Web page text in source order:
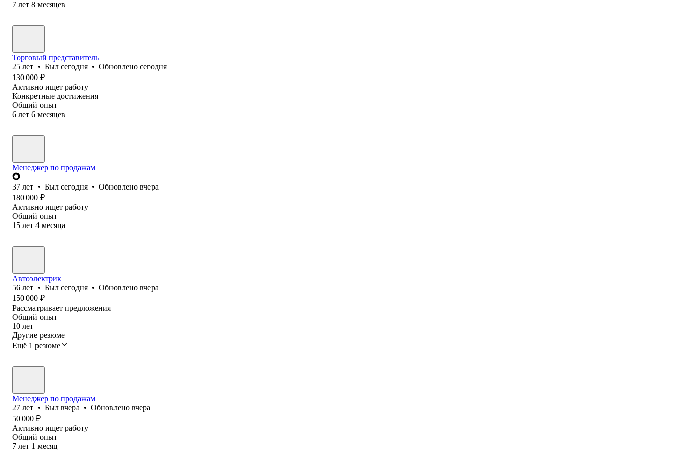
7 лет 8 месяцев
Торговый представитель
25 лет • Был сегодня • Обновлено сегодня
130 000 ₽
Активно ищет работу
Конкретные достижения
Общий опыт
6 лет 6 месяцев
Менеджер по продажам
37 лет • Был сегодня • Обновлено вчера
180 000 ₽
Активно ищет работу
Общий опыт
15 лет 4 месяца
Автоэлектрик
56 лет • Был сегодня • Обновлено вчера
150 000 ₽
Рассматривает предложения
Общий опыт
10 лет
Другие резюме
Ещё 1 резюме
Менеджер по продажам
27 лет • Был вчера • Обновлено вчера
50 000 ₽
Активно ищет работу
Общий опыт
7 лет 1 месяц